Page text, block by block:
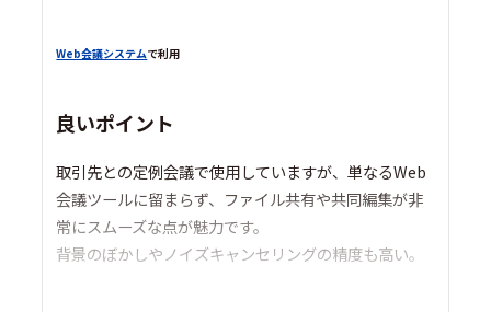
Web会議システムで利用
良いポイント
取引先との定例会議で使用していますが、単なるWeb
会議ツールに留まらず、ファイル共有や共同編集が非
常にスムーズな点が魅力です。
背景のぼかしやノイズキャンセリングの精度も高い。